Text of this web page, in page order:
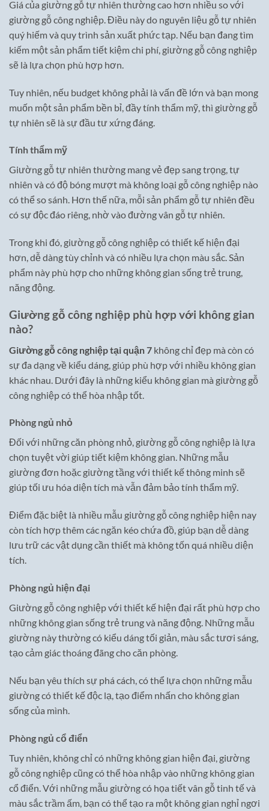
Giá của giường gỗ tự nhiên thường cao hơn nhiều so với
giường gỗ công nghiệp. Điều này do nguyên liệu gỗ tự nhiên
quý hiếm và quy trình sản xuất phức tạp. Nếu bạn đang tìm
kiếm một sản phẩm tiết kiệm chi phí, giường gỗ công nghiệp
sẽ là lựa chọn phù hợp hơn.
Tuy nhiên, nếu budget không phải là vấn đề lớn và bạn mong
muốn một sản phẩm bền bỉ, đầy tính thẩm mỹ, thì giường gỗ
tự nhiên sẽ là sự đầu tư xứng đáng.
Tính thẩm mỹ
Giường gỗ tự nhiên thường mang vẻ đẹp sang trọng, tự
nhiên và có độ bóng mượt mà không loại gỗ công nghiệp nào
có thể so sánh. Hơn thế nữa, mỗi sản phẩm gỗ tự nhiên đều
có sự độc đáo riêng, nhờ vào đường vân gỗ tự nhiên.
Trong khi đó, giường gỗ công nghiệp có thiết kế hiện đại
hơn, dễ dàng tùy chỉnh và có nhiều lựa chọn màu sắc. Sản
phẩm này phù hợp cho những không gian sống trẻ trung,
năng động.
Giường gỗ công nghiệp phù hợp với không gian
nào?
Giường gỗ công nghiệp tại quận 7 không chỉ đẹp mà còn có
sự đa dạng về kiểu dáng, giúp phù hợp với nhiều không gian
khác nhau. Dưới đây là những kiểu không gian mà giường gỗ
công nghiệp có thể hòa nhập tốt.
Phòng ngủ nhỏ
Đối với những căn phòng nhỏ, giường gỗ công nghiệp là lựa
chọn tuyệt vời giúp tiết kiệm không gian. Những mẫu
giường đơn hoặc giường tầng với thiết kế thông minh sẽ
giúp tối ưu hóa diện tích mà vẫn đảm bảo tính thẩm mỹ.
Điểm đặc biệt là nhiều mẫu giường gỗ công nghiệp hiện nay
còn tích hợp thêm các ngăn kéo chứa đồ, giúp bạn dễ dàng
lưu trữ các vật dụng cần thiết mà không tốn quá nhiều diện
tích.
Phòng ngủ hiện đại
Giường gỗ công nghiệp với thiết kế hiện đại rất phù hợp cho
những không gian sống trẻ trung và năng động. Những mẫu
giường này thường có kiểu dáng tối giản, màu sắc tươi sáng,
tạo cảm giác thoáng đãng cho căn phòng.
Nếu bạn yêu thích sự phá cách, có thể lựa chọn những mẫu
giường có thiết kế độc lạ, tạo điểm nhấn cho không gian
sống của mình.
Phòng ngủ cổ điển
Tuy nhiên, không chỉ có những không gian hiện đại, giường
gỗ công nghiệp cũng có thể hòa nhập vào những không gian
cổ điển. Với những mẫu giường có họa tiết vân gỗ tinh tế và
màu sắc trầm ấm, bạn có thể tạo ra một không gian nghỉ ngơi